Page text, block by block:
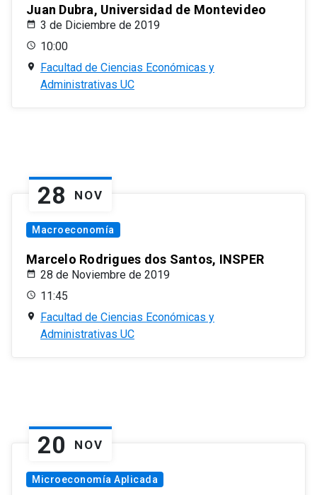
Juan Dubra, Universidad de Montevideo
3 de Diciembre de 2019
10:00
Facultad de Ciencias Económicas y
Administrativas UC
28 NOV
Macroeconomía
Marcelo Rodrigues dos Santos, INSPER
28 de Noviembre de 2019
11:45
Facultad de Ciencias Económicas y
Administrativas UC
20 NOV
Microeconomía Aplicada